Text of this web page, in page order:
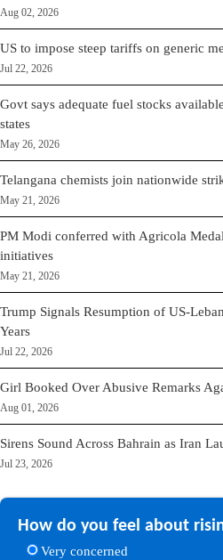
Aug 02, 2026
US to impose steep tariffs on generic
Jul 22, 2026
Govt says adequate fuel stocks
states
May 26, 2026
Telangana chemists join nationwide
May 21, 2026
PM Modi conferred with Agricola
initiatives
May 21, 2026
Trump Signals Resumption of US-
Years
Jul 22, 2026
Girl Booked Over Abusive Remarks
Aug 01, 2026
Sirens Sound Across Bahrain as Iran
Jul 23, 2026
How do you feel about
Very concerned